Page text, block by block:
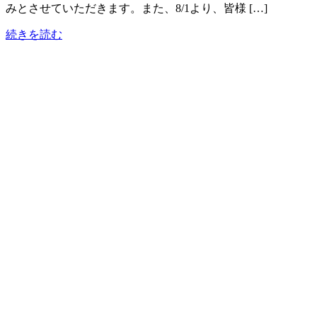
みとさせていただきます。また、8/1より、皆様 […]
続きを読む